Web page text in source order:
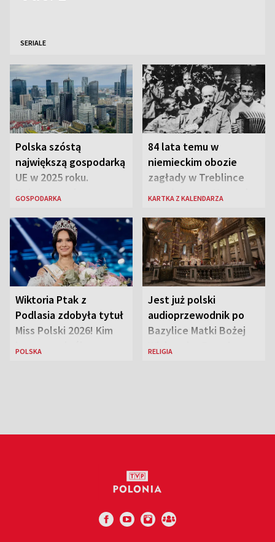
SERIALE
Polska szóstą
największą gospodarką
UE w 2025 roku.
Najnowsze dane
GOSPODARKA
84 lata temu w
niemieckim obozie
zagłady w Treblince
zmarł Janusz Korczak
KARTKA Z KALENDARZA
Wiktoria Ptak z
Podlasia zdobyła tytuł
Miss Polski 2026! Kim
jest nowa królowa
POLSKA
Jest już polski
audioprzewodnik po
Bazylice Matki Bożej
Większej w Rzymie
RELIGIA